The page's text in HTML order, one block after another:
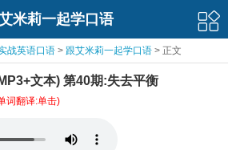
米莉一起学口语
战英语口语 > 跟艾米莉一起学口语 > 正文
文本) 第40期:失去平衡
词翻译:单击)